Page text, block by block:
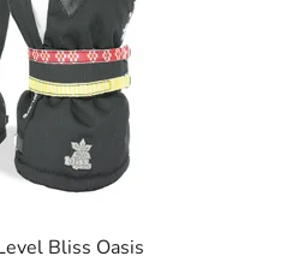
Bliss Oasis